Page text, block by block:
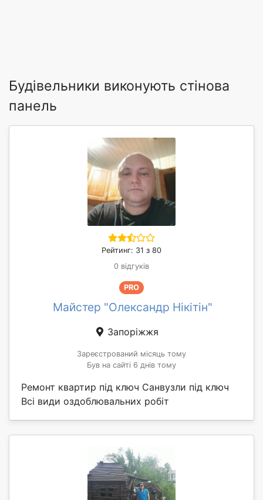
Будівельники виконують стінова
панель
Рейтинг: 31 з 80
0 відгуків
PRO
Майстер "Олександр Нікітін"
Запоріжжя
Зареєстрований місяць тому
Був на сайті 6 днів тому
Ремонт квартир під ключ Санвузли під ключ
Всі види оздоблювальних робіт